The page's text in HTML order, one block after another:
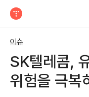
이슈
SK텔레콤,
위험을 극복